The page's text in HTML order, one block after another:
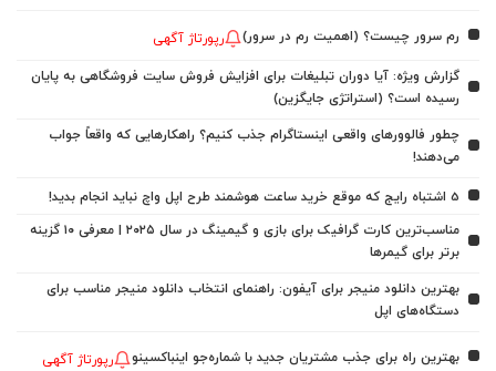
رم سرور چیست؟ (اهمیت رم در سرور) رپورتاژ آگهی
گزارش ویژه: آیا دوران تبلیغات برای افزایش فروش سایت فروشگاهی به پایان
رسیده است؟ (استراتژی جایگزین)
چطور فالوورهای واقعی اینستاگرام جذب کنیم؟ راهکارهایی که واقعاً جواب
می‌دهند!
5 اشتباه رایج که موقع خرید ساعت هوشمند طرح اپل واچ نباید انجام بدید!
مناسب‌ترین کارت گرافیک برای بازی و گیمینگ در سال ۲۰۲۵ | معرفی ۱۰ گزینه
برتر برای گیمرها
بهترین دانلود منیجر برای آیفون: راهنمای انتخاب دانلود منیجر مناسب برای
دستگاه‌های اپل
بهترین راه برای جذب مشتریان جدید با شماره‌جو اینباکسینو رپورتاژ آگهی